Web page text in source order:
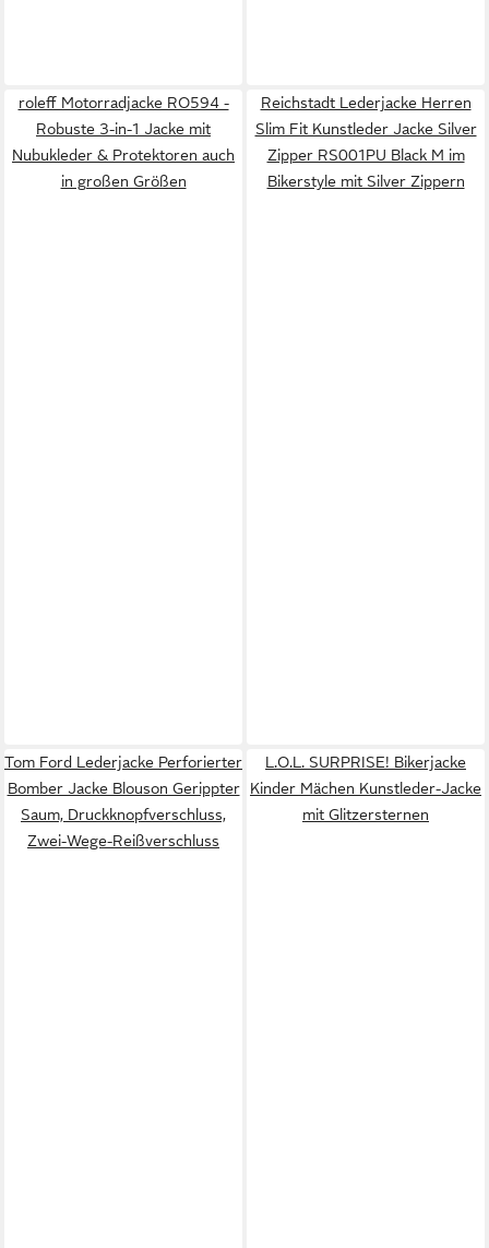
roleff Motorradjacke RO594 -
Robuste 3-in-1 Jacke mit
Nubukleder & Protektoren auch
in großen Größen
Reichstadt Lederjacke Herren
Slim Fit Kunstleder Jacke Silver
Zipper RS001PU Black M im
Bikerstyle mit Silver Zippern
Tom Ford Lederjacke Perforierter
Bomber Jacke Blouson Gerippter
Saum, Druckknopfverschluss,
Zwei-Wege-Reißverschluss
L.O.L. SURPRISE! Bikerjacke
Kinder Mächen Kunstleder-Jacke
mit Glitzersternen